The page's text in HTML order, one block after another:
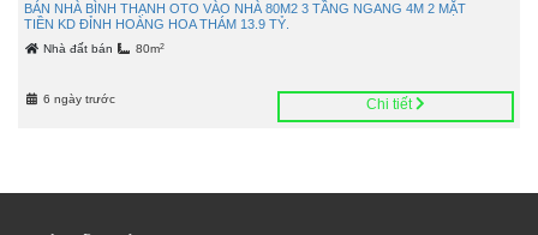
BÁN NHÀ BÌNH THẠNH OTO VÀO NHÀ 80M2 3 TẦNG NGANG 4M 2 MẶT
TIỀN KD ĐỈNH HOÀNG HOA THÁM 13.9 TỶ.
Nhà đất bán 80m2
6 ngày trước Chi tiết